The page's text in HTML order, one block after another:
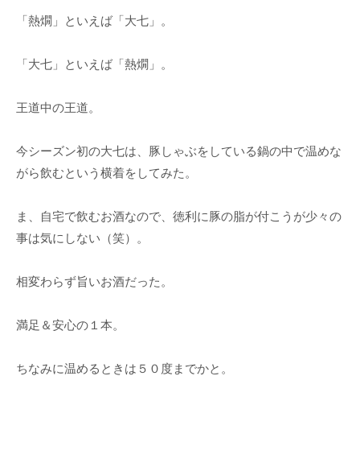
「熱燗」といえば「大七」。
「大七」といえば「熱燗」。
王道中の王道。
今シーズン初の大七は、豚しゃぶをしている鍋の中で温めな
がら飲むという横着をしてみた。
ま、自宅で飲むお酒なので、徳利に豚の脂が付こうが少々の
事は気にしない（笑）。
相変わらず旨いお酒だった。
満足＆安心の１本。
ちなみに温めるときは５０度までかと。